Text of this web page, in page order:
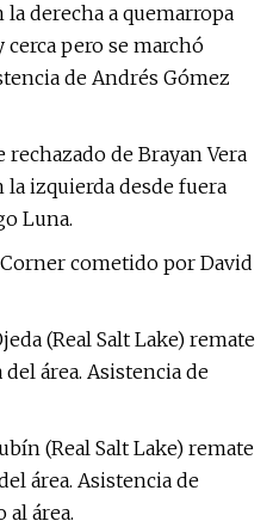
la derecha a quemarropa
pero se marchó
de Andrés Gómez
de Brayan Vera
la izquierda desde fuera
Luna.
Corner cometido por David
(Real Salt Lake) remate
área. Asistencia de
(Real Salt Lake) remate
área. Asistencia de
al área.